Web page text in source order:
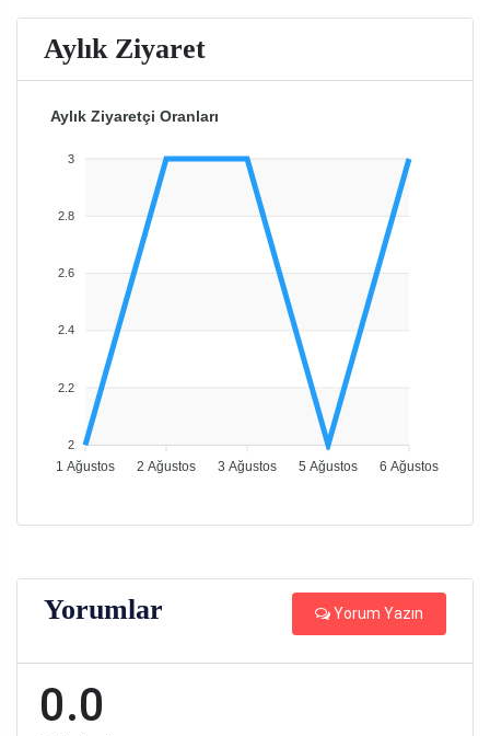
Aylık Ziyaret
Aylık Ziyaretçi Oranları
3
2.8
2.6
2.4
2.2
2
1 Ağustos 2 Ağustos 3 Ağustos 5 Ağustos 6 Ağustos
Yorumlar Yorum Yazın
0.0